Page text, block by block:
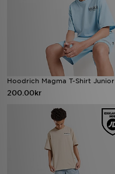
Hoodrich Magma T-Shirt Junior
200.00kr